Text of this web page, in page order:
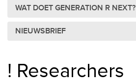
WAT DOET GENERATION R NEXT?
NIEUWSBRIEF
! Researchers